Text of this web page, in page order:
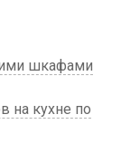
шкафами
на кухне по